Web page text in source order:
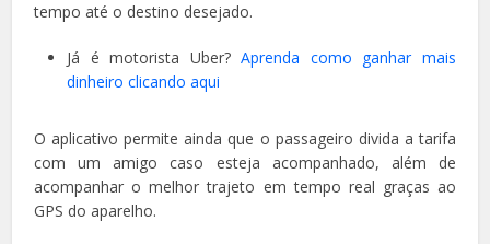
tempo até o destino desejado.
Já é motorista Uber?Aprenda como ganhar mais
dinheiro clicando aqui
O aplicativo permite ainda que o passageiro divida a tarifa
com um amigo caso esteja acompanhado, além de
acompanhar o melhor trajeto em tempo real graças ao
GPS do aparelho.